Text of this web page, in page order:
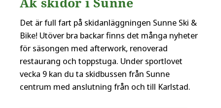
Det är full fart på skidanläggningen Sunne Ski &
Bike! Utöver bra backar finns det många nyheter
för säsongen med afterwork, renoverad
restaurang och toppstuga. Under sportlovet
vecka 9 kan du ta skidbussen från Sunne
centrum med anslutning från och till Karlstad.